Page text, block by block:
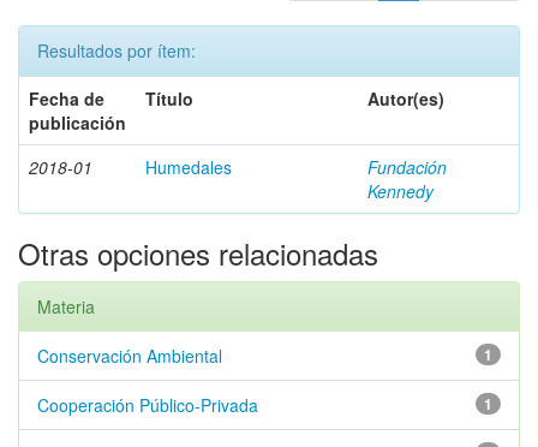
Resultados por ítem:
Fecha de
publicación
Título Autor(es)
2018-01 Humedales
Fundación
Kennedy
Otras opciones relacionadas
Materia
1
Conservación Ambiental
1
Cooperación Público-Privada